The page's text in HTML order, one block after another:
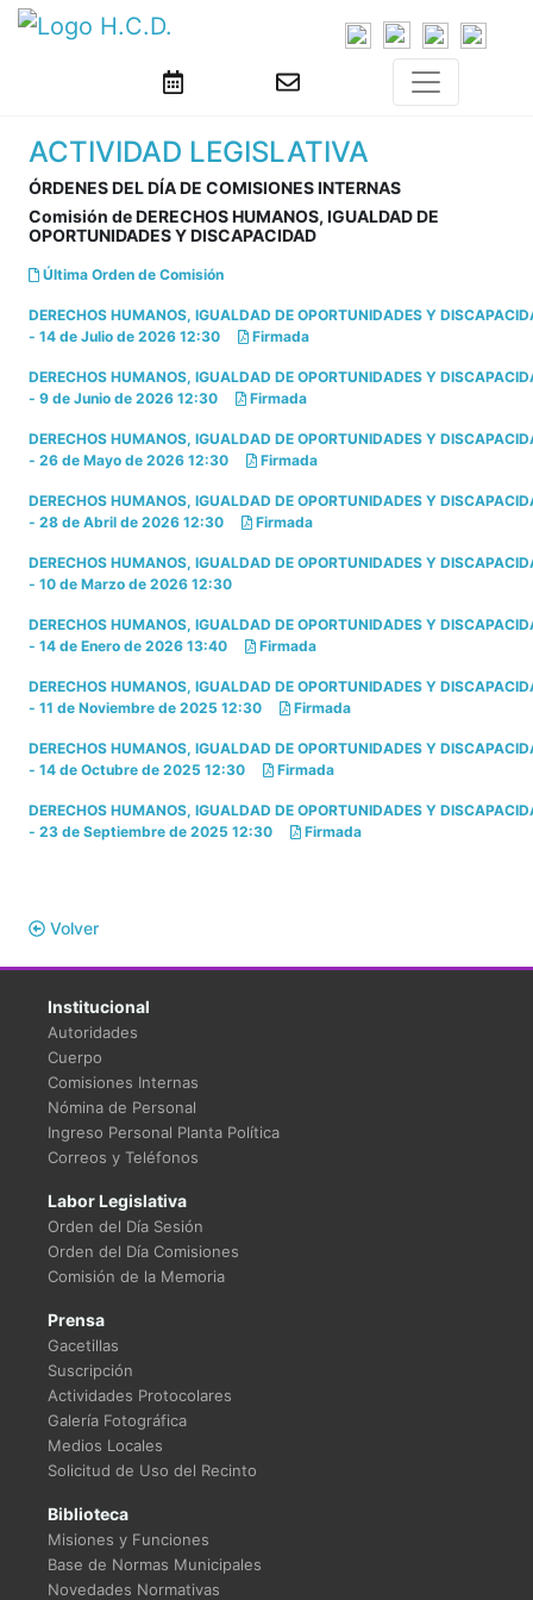
ACTIVIDAD LEGISLATIVA
ÓRDENES DEL DÍA DE COMISIONES INTERNAS
Comisión de DERECHOS HUMANOS, IGUALDAD DE
OPORTUNIDADES Y DISCAPACIDAD
Última Orden de Comisión
DERECHOS HUMANOS, IGUALDAD DE OPORTUNIDADES Y
- 14 de Julio de 2026 12:30
Firmada
DERECHOS HUMANOS, IGUALDAD DE OPORTUNIDADES Y
- 9 de Junio de 2026 12:30
Firmada
DERECHOS HUMANOS, IGUALDAD DE OPORTUNIDADES Y
- 26 de Mayo de 2026 12:30
Firmada
DERECHOS HUMANOS, IGUALDAD DE OPORTUNIDADES Y
- 28 de Abril de 2026 12:30
Firmada
DERECHOS HUMANOS, IGUALDAD DE OPORTUNIDADES Y
- 10 de Marzo de 2026 12:30
DERECHOS HUMANOS, IGUALDAD DE OPORTUNIDADES Y
- 14 de Enero de 2026 13:40
Firmada
DERECHOS HUMANOS, IGUALDAD DE OPORTUNIDADES Y
- 11 de Noviembre de 2025 12:30
Firmada
DERECHOS HUMANOS, IGUALDAD DE OPORTUNIDADES Y
- 14 de Octubre de 2025 12:30
Firmada
DERECHOS HUMANOS, IGUALDAD DE OPORTUNIDADES Y
- 23 de Septiembre de 2025 12:30
Firmada
Volver
Institucional
Autoridades
Cuerpo
Comisiones Internas
Nómina de Personal
Ingreso Personal Planta Política
Correos y Teléfonos
Labor Legislativa
Orden del Día Sesión
Orden del Día Comisiones
Comisión de la Memoria
Prensa
Gacetillas
Suscripción
Actividades Protocolares
Galería Fotográfica
Medios Locales
Solicitud de Uso del Recinto
Biblioteca
Misiones y Funciones
Base de Normas Municipales
Novedades Normativas